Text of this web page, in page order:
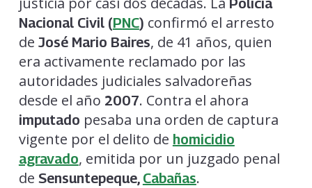
Policía
Nacional Civil (PNC) confirmó el arresto
de José Mario Baires, de 41 años, quien
era activamente reclamado por las
autoridades judiciales salvadoreñas
desde el año 2007. Contra el ahora
imputado pesaba una orden de captura
vigente por el delito de homicidio
agravado, emitida por un juzgado penal
de Sensuntepeque, Cabañas.